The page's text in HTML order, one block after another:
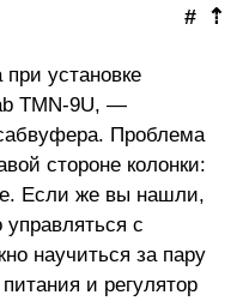
⇡
#
при установке
TMN-9U, —
Проблема
стороне колонки:
Если же вы нашли,
с
научиться за пару
и регулятор